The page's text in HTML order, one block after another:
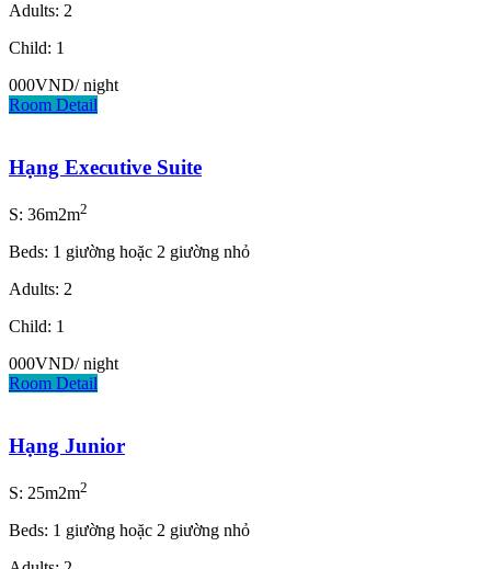
Adults: 2
Child: 1
000VND/ night
Room Detail
Hạng Executive Suite
S: 36m2m2
Beds: 1 giường hoặc 2 giường nhỏ
Adults: 2
Child: 1
000VND/ night
Room Detail
Hạng Junior
S: 25m2m2
Beds: 1 giường hoặc 2 giường nhỏ